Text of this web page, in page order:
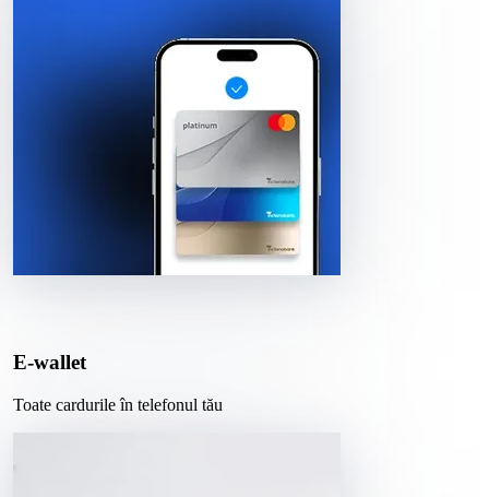
E-wallet
Toate cardurile în telefonul tău